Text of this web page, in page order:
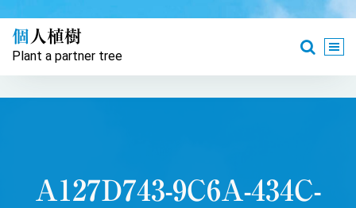
個人植樹
Plant a partner tree
A127D743-9C6A-434C-